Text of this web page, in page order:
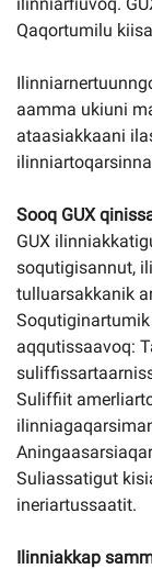
Qaqortumilu
aamma ukiuni
ataasiakkaani
Sooq GUX
GUX
soqutigisannut,
tulluarsakkanik
aqqutissaavoq:
Suliffiit
Suliassatigut
ineriartussaatit.
Ilinniakkap